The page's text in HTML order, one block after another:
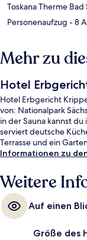
Toskana Therme Bad
Personenaufzug - 8
Mehr zu
Hotel
Hotel Erbgericht
von: Nationalpark
in der Sauna kannst
serviert deutsche
Terrasse und ein
Informationen zu
Weitere
Auf einen
Größe des